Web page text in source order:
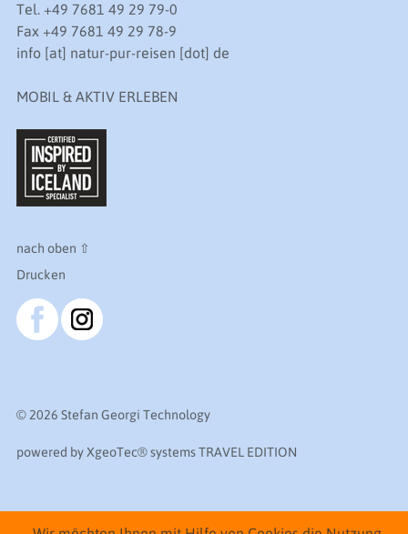
Tel. +49 7681 49 29 79-0
Fax +49 7681 49 29 78-9
info [at] natur-pur-reisen [dot] de
MOBIL & AKTIV ERLEBEN
nach oben ⇧
Drucken
© 2026 Stefan Georgi Technology
powered by XgeoTec®systems TRAVEL EDITION